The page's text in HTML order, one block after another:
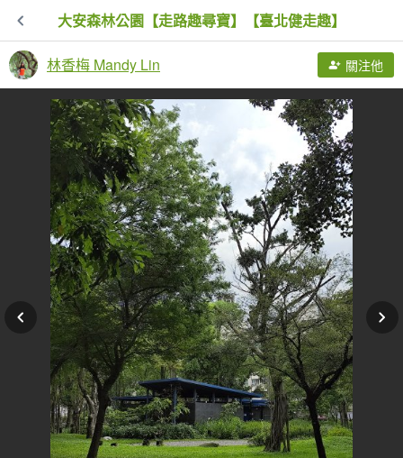
大安森林公園【走路趣尋寶】【臺北健走趣】
林香梅 Mandy Lin 關注他